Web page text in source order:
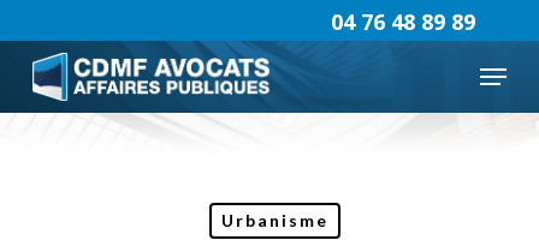
to
main
content
Menu
04 76 48 89 89
Urbanisme